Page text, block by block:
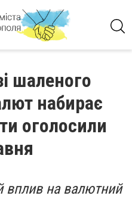
шаленого
набирає
оголосили
вплив на валютний